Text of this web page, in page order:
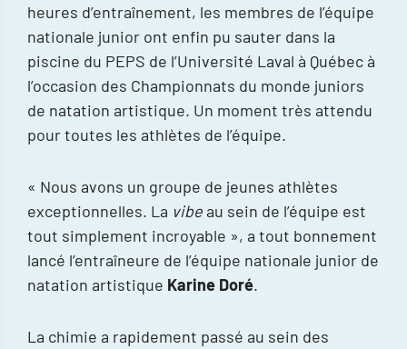
heures d’entraînement, les membres de l’équipe
nationale junior ont enfin pu sauter dans la
piscine du PEPS de l’Université Laval à Québec à
l’occasion des Championnats du monde juniors
de natation artistique. Un moment très attendu
pour toutes les athlètes de l’équipe.
« Nous avons un groupe de jeunes athlètes
exceptionnelles. La vibeau sein de l’équipe est
tout simplement incroyable », a tout bonnement
lancé l’entraîneure de l’équipe nationale junior de
natation artistique Karine Doré.
La chimie a rapidement passé au sein des